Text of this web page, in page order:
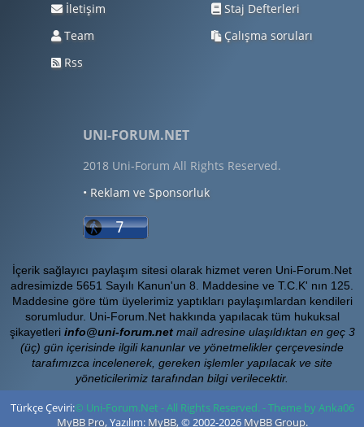
İletişim
Team
Rss
Staj Defterleri
Çalışma soruları
UNI-FORUM.NET
2018 Uni-Forum All Rights Reserved.
• Reklam ve Sponsorluk
İçerik sağlayıcı paylaşım sitesi olarak hizmet veren Uni-Forum.Net
adresimizde 5651 Sayılı Kanun'un 8. Maddesine ve T.C.K' nın 125.
Maddesine göre tüm üyelerimiz yaptıkları paylaşımlardan kendileri
sorumludur. Uni-Forum.Net hakkında yapılacak tüm hukuksal
şikayetleri info@uni-forum.netmail adresine ulaşıldıktan en geç 3
(üç) gün içerisinde ilgili kanunlar ve yönetmelikler çerçevesinde
tarafımızca incelenerek, gereken işlemler yapılacak ve site
yöneticilerimiz tarafından bilgi verilecektir.
© Uni-Forum.Net - All Rights Reserved. - Theme by Anka06
Türkçe Çeviri:
MyBB Pro, Yazılım: MyBB, © 2002-2026 MyBB Group.